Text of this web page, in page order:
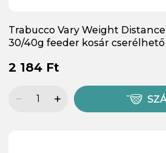
Trabucco Vary Weight
30/40g feeder kosár cserélhető
2 184 Ft